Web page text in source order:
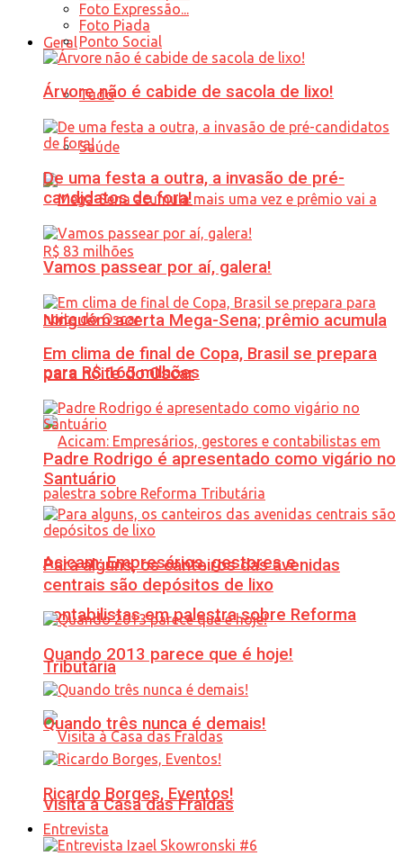
Geral
Tudo
Saúde
Ninguém acerta Mega-Sena; prêmio acumula
para R$ 165 milhões
Acicam: Empresários, gestores e
contabilistas em palestra sobre Reforma
Tributária
Visita à Casa das Fraldas
Foto Expressão...
Foto Piada
Ponto Social
Árvore não é cabide de sacola de lixo!
De uma festa a outra, a invasão de pré-
candidatos de fora!
Vamos passear por aí, galera!
Em clima de final de Copa, Brasil se prepara
para noite do Oscar
Padre Rodrigo é apresentado como vigário no
Santuário
Para alguns, os canteiros das avenidas
centrais são depósitos de lixo
Quando 2013 parece que é hoje!
Quando três nunca é demais!
Ricardo Borges, Eventos!
Entrevista